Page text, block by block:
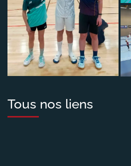
Tous nos liens